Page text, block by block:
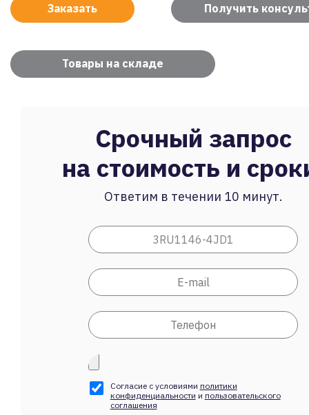
Заказать Получить
Товары на складе
Срочный запрос
на стоимость и
Ответим в течении 10 минут.
Согласие с условиями политики
конфиденциальности и пользовательского
соглашения